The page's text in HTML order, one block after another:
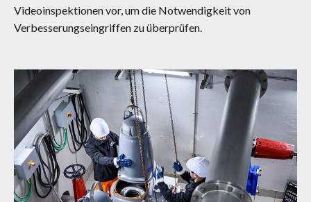
Videoinspektionen vor, um die Notwendigkeit von
Verbesserungseingriffen zu überprüfen.